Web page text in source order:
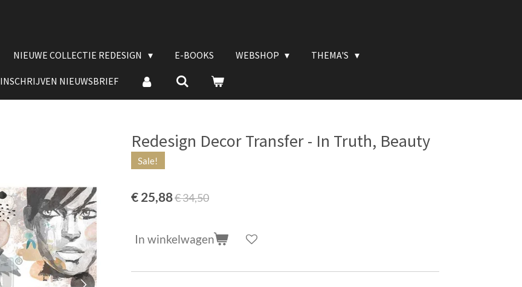
NIEUWE COLLECTIE REDESIGN E-BOOKS WEBSHOP THEMA'S
INSCHRIJVEN NIEUWSBRIEF
Redesign Decor Transfer - In Truth, Beauty
Sale!
€ 25,88€ 34,50
In winkelwagen